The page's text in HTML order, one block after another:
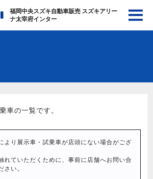
福岡中央スズキ自動車販売 スズキアリー
ナ太宰府インター
車の一覧です。
より展示車・試乗車が店頭にない場合がござ
れていただくために、事前に店舗へお問い合
さい。